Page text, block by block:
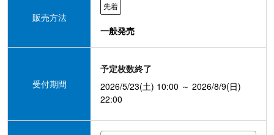
販売方法
先着
一般発売
受付期間
予定枚数終了
2026/5/23(土) 10:00 ～ 2026/8/9(日)
22:00